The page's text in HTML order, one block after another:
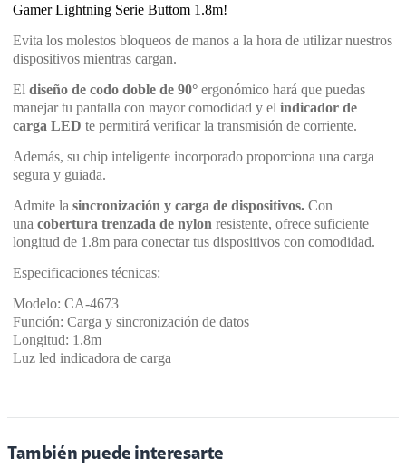
Gamer Lightning Serie Buttom 1.8m!
Evita los molestos bloqueos de manos a la hora de utilizar nuestros
dispositivos mientras cargan.
El diseño de codo doble de 90° ergonómico hará que puedas
manejar tu pantalla con mayor comodidad y el indicador de
carga LED te permitirá verificar la transmisión de corriente.
Además, su chip inteligente incorporado proporciona una carga
segura y guiada.
Admite la sincronización y carga de dispositivos. Con
una cobertura trenzada de nylon resistente, ofrece suficiente
longitud de 1.8m para conectar tus dispositivos con comodidad.
Especificaciones técnicas:
Modelo: CA-4673
Función: Carga y sincronización de datos
Longitud: 1.8m
Luz led indicadora de carga
También puede interesarte